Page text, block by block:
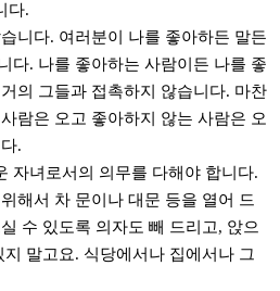
다.
니다. 여러분이 나를 좋아하든 말든
다. 나를 좋아하는 사람이든 나를 좋
의 그들과 접촉하지 않습니다. 마찬
람은 오고 좋아하지 않는 사람은 오
.
자녀로서의 의무를 다해야 합니다.
해서 차 문이나 대문 등을 열어 드
수 있도록 의자도 빼 드리고, 앉으
말고요. 식당에서나 집에서나 그